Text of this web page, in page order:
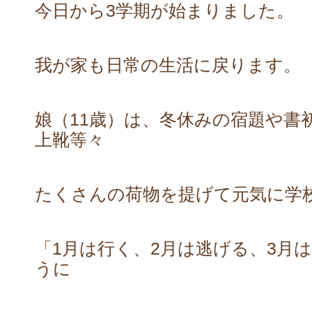
今日から3学期が始まりました。
我が家も日常の生活に戻ります。
娘（11歳）は、冬休みの宿題や書
上靴等々
たくさんの荷物を提げて元気に学
「1月は行く、2月は逃げる、3月
うに